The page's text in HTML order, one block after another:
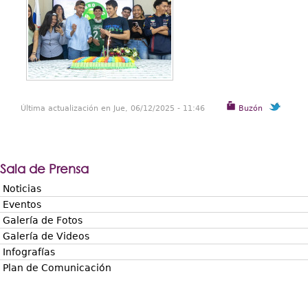
Buzón
Última actualización en Jue, 06/12/2025 - 11:46
Sala de Prensa
Noticias
Eventos
Galería de Fotos
Galería de Videos
Infografías
Plan de Comunicación